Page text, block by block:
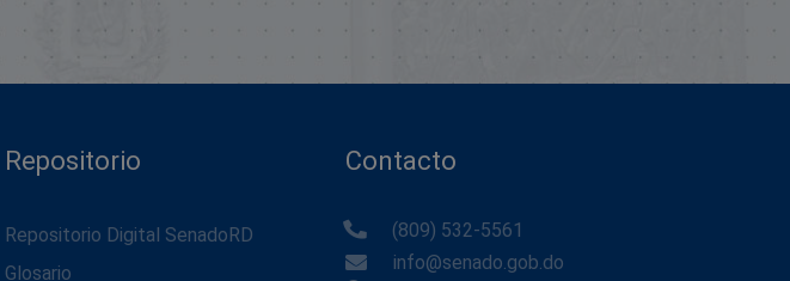
Repositorio
Repositorio Digital SenadoRD
Glosario
Contacto
(809) 532-5561
info@senado.gob.do